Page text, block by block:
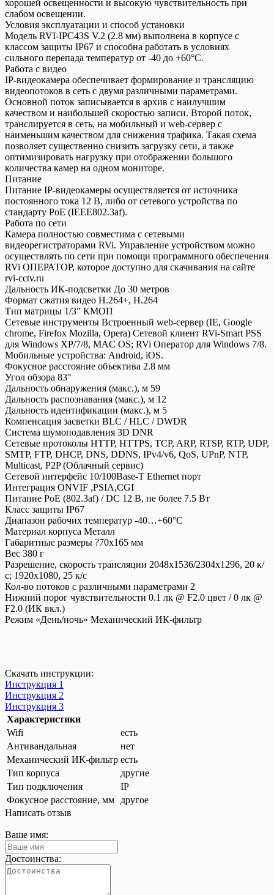
хорошей освещенности и высокую чувствительность при
слабом освещении.
Условия эксплуатации и способ установки
Модель RVI-IPC43S V.2 (2.8 мм) выполнена в корпусе с
классом защиты IP67 и способна работать в условиях
сильного перепада температур от -40 до +60°С.
Работа с видео
IP-видеокамера обеспечивает формирование и трансляцию
видеопотоков в сеть с двумя различными параметрами.
Основной поток записывается в архив с наилучшим
качеством и наибольшей скоростью записи. Второй поток,
транслируется в сеть, на мобильный и web-сервер с
наименьшим качеством для снижения трафика. Такая схема
позволяет существенно снизить загрузку сети, а также
оптимизировать нагрузку при отображении большого
количества камер на одном мониторе.
Питание
Питание IP-видеокамеры осуществляется от источника
постоянного тока 12 В, либо от сетевого устройства по
стандарту PoE (IEEE802.3af).
Работа по сети
Камера полностью совместима с сетевыми
видеорегистраторами RVi. Управление устройством можно
осуществлять по сети при помощи программного обеспечения
RVi ОПЕРАТОР, которое доступно для скачивания на сайте
rvi-cctv.ru
Дальность ИК-подсветки До 30 метров
Формат сжатия видео H.264+, H.264
Тип матрицы 1/3” КМОП
Сетевые инструменты Встроенный web-сервер (IE, Google
chrome, Firefox Mozilla, Opera) Сетевой клиент RVi-Smart PSS
для Windows XP/7/8, MAC OS; RVi Оператор для Windows 7/8.
Мобильные устройства: Android, iОS.
Фокусное расстояние объектива 2.8 мм
Угол обзора 83°
Дальность обнаружения (макс.), м 59
Дальность распознавания (макс.), м 12
Дальность идентификации (макс.), м 5
Компенсация засветки BLC / HLC / DWDR
Система шумоподавления 3D DNR
Сетевые протоколы HTTP, HTTPS, TCP, ARP, RTSP, RTP, UDP,
SMTP, FTP, DHCP, DNS, DDNS, IPv4/v6, QoS, UPnP, NTP,
Multicast, P2P (Облачный сервис)
Сетевой интерфейс 10/100Base-T Ethernet порт
Интеграция ONVIF ,PSIA,CGI
Питание PoE (802.3af) / DC 12 В, не более 7.5 Вт
Класс защиты IP67
Диапазон рабочих температур -40…+60°С
Материал корпуса Металл
Габаритные размеры ?70x165 мм
Вес 380 г
Разрешение, скорость трансляции 2048x1536/2304x1296, 20 к/
с; 1920x1080, 25 к/с
Кол-во потоков c различными параметрами 2
Нижний порог чувствительности 0.1 лк @ F2.0 цвет / 0 лк @
F2.0 (ИК вкл.)
Режим «День/ночь» Механический ИК-фильтр
Скачать инструкции:
Инструкция 1
Инструкция 2
Инструкция 3
Характеристики
Wifi
есть
Антивандальная
нет
Механический ИК-фильтр есть
Тип корпуса
другие
Тип подключения
IP
Фокусное расстояние, мм
другое
Написать отзыв
Ваше имя:
Достоинства: